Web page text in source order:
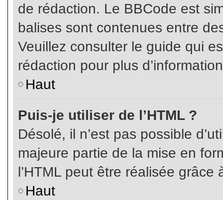
de rédaction. Le BBCode est
balises sont contenues entre
Veuillez consulter le guide qui
rédaction pour plus
Haut
Puis-je utiliser de l’HTML ?
Désolé, il n’est pas possible
majeure partie de la mise en
l’HTML peut être réalisée grâce
Haut